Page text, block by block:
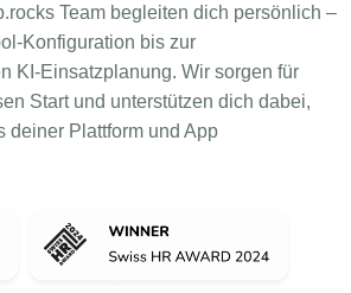
Team begleiten dich persönlich –
Konfiguration bis zur
KI-Einsatzplanung. Wir sorgen für
Start und unterstützen dich dabei,
deiner Plattform und App